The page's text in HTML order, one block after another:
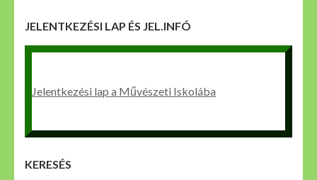
JELENTKEZÉSI LAP ÉS JEL.INFÓ
Jelentkezési lap a Művészeti Iskolába
KERESÉS